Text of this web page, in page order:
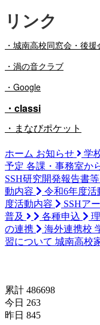
リンク
・ 城南高校同窓会・後援
・渦の音クラブ
・Google
・classi
・まなびポケット
ホーム お知らせ 学
予定 各課・事務室か
SSH研究開発報告書等
動内容
令和6年度活
度活動内容
SSHア
普及
各種申込
の連携
海外連携校
習について 城南高校
累計 486698
今日 263
昨日 845